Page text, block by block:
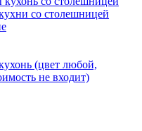
со столешницей
(цвет любой,
не входит)